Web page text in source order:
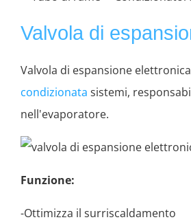
Valvola di
Valvola di espansione
condizionata sistemi,
nell'evaporatore.
Funzione:
-Ottimizza il surriscaldamento